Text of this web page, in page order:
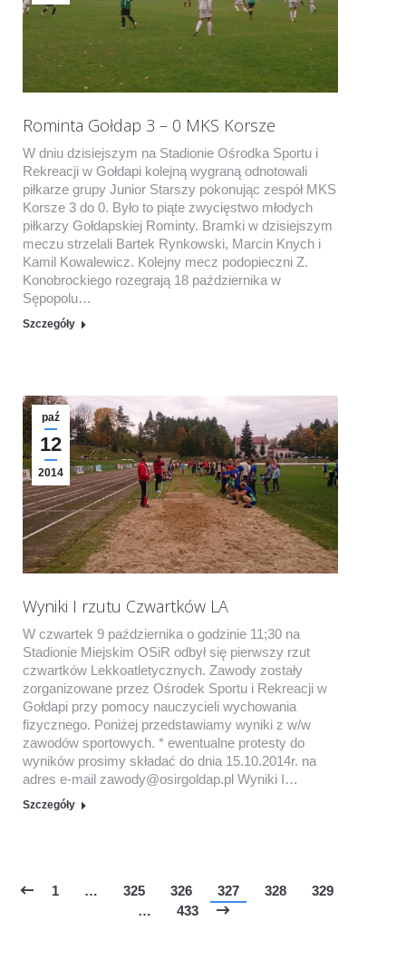
Rominta Gołdap 3 – 0 MKS Korsze
W dniu dzisiejszym na Stadionie Ośrodka Sportu i
Rekreacji w Gołdapi kolejną wygraną odnotowali
piłkarze grupy Junior Starszy pokonując zespół MKS
Korsze 3 do 0. Było to piąte zwycięstwo młodych
piłkarzy Gołdapskiej Rominty. Bramki w dzisiejszym
meczu strzelali Bartek Rynkowski, Marcin Knych i
Kamil Kowalewicz. Kolejny mecz podopieczni Z.
Konobrockiego rozegrają 18 października w
Sępopolu…
Szczegóły
paź
12
2014
Wyniki I rzutu Czwartków LA
W czwartek 9 października o godzinie 11;30 na
Stadionie Miejskim OSiR odbył się pierwszy rzut
czwartków Lekkoatletycznych. Zawody zostały
zorganizowane przez Ośrodek Sportu i Rekreacji w
Gołdapi przy pomocy nauczycieli wychowania
fizycznego. Poniżej przedstawiamy wyniki z w/w
zawodów sportowych. * ewentualne protesty do
wyników prosimy składać do dnia 15.10.2014r. na
adres e-mail zawody@osirgoldap.pl Wyniki I…
Szczegóły
1 … 325 326 327 328
329
…
433